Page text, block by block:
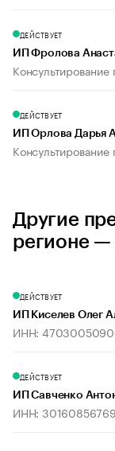
ДЕЙСТВУЕТ
ИП Фролова
ДЕЙСТВУЕТ
ИП Орлова Дарья
Другие
регионе —
ДЕЙСТВУЕТ
ИП Киселев Олег
ИНН:
ДЕЙСТВУЕТ
ИП Савченко
ИНН: